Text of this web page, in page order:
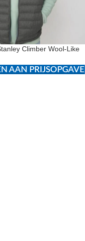
Climber Wool-Like
AAN PRIJSOPGAVE